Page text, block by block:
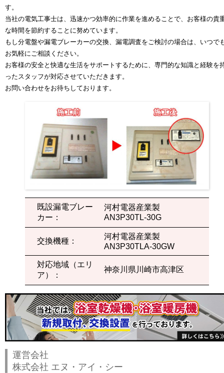
す。
当社の電気工事士は、迅速かつ効率的に作業を進めることで、お客様の貴
な時間を節約することに努めています。
もし分電盤や漏電ブレーカーの交換、漏電調査をご検討の場合は、いつで
お気軽にご相談ください。
お客様の安全と快適な生活をサポートするために、専門的な知識と経験を
ったスタッフが対応させていただきます。
お問い合わせをお待ちしております。
既設漏電ブレー
カー：
河村電器産業製
AN3P30TL-30G
交換機種：
河村電器産業製
AN3P30TLA-30GW
対応地域（エリ
ア）：
神奈川県川崎市高津区
運営会社
株式会社 エヌ・アイ・シー